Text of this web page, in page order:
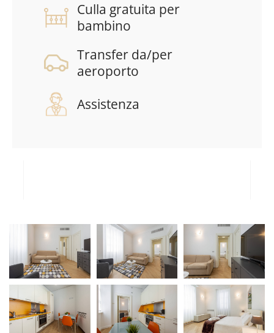
Culla gratuita per
bambino
Transfer da/per
aeroporto
Assistenza